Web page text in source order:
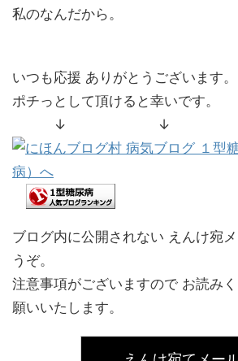
私のなんだから。
いつも応援 ありがとうございます。
ポチっとして頂けると幸いです。
↓ ↓
ブログ内に公開されない えんけ宛
うぞ。
注意事項がございますので お読み
願いいたします。